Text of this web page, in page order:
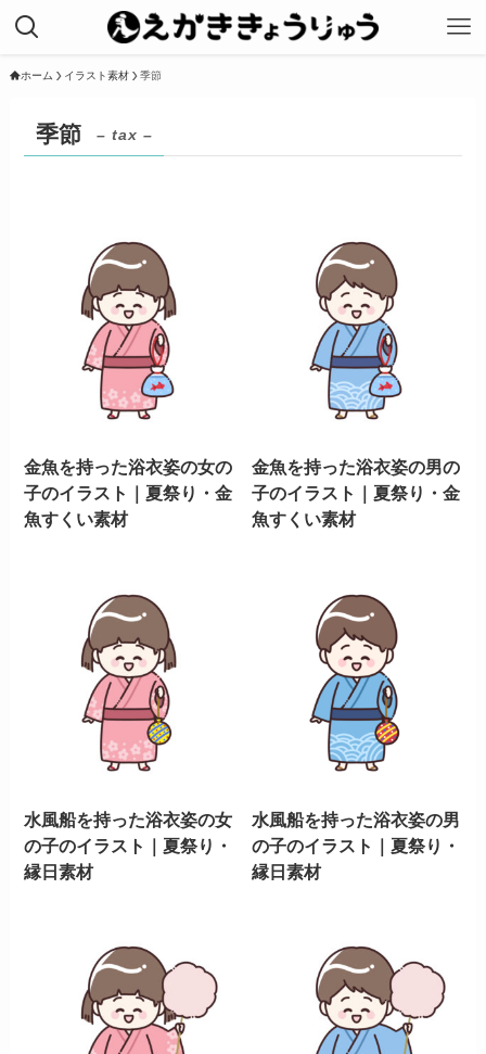
ホーム イラスト素材 季節
季節 – tax –
金魚を持った浴衣姿の女の
子のイラスト｜夏祭り・金
魚すくい素材
金魚を持った浴衣姿の男の
子のイラスト｜夏祭り・金
魚すくい素材
水風船を持った浴衣姿の女
の子のイラスト｜夏祭り・
縁日素材
水風船を持った浴衣姿の男
の子のイラスト｜夏祭り・
縁日素材